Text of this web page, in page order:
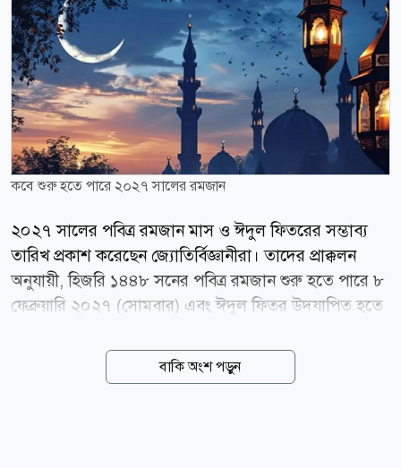
কবে শুরু হতে পারে ২০২৭ সালের রমজান
২০২৭ সালের পবিত্র রমজান মাস ও ঈদুল ফিতরের সম্ভাব্য
তারিখ প্রকাশ করেছেন জ্যোতির্বিজ্ঞানীরা। তাদের প্রাক্কলন
অনুযায়ী, হিজরি ১৪৪৮ সনের পবিত্র রমজান শুরু হতে পারে ৮
ফেব্রুয়ারি ২০২৭ (সোমবার) এবং ঈদুল ফিতর উদযাপিত হতে
নিউজ এবং সৌদি আরবের হিজরি ক্যালেন্ডার-সংক্রান্ত তথ্যের
ভিত্তিতে এ সম্ভাব্য তারিখ প্রকাশ করা হয়েছে।
বাকি অংশ পড়ুন